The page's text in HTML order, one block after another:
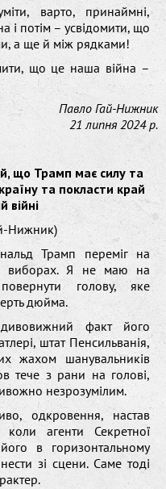
варто, принаймні,
і потім – усвідомити, що
а ще й між рядками!
що це наша війна –
Павло Гай-Нижник
21 липня 2024 р.
що Трамп має силу та
та покласти край
війні
Нижник)
Трамп переміг на
виборах. Я не маю на
голову, яке
дюйма.
факт його
штат Пенсильванія,
жахом шанувальників
тече з рани на голові,
незрозумілим.
одкровення, настав
коли агенти Секретної
в горизонтальному
зі сцени. Саме тоді